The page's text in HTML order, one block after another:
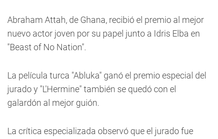
Abraham Attah, de Ghana, recibió el premio al mejor
nuevo actor joven por su papel junto a Idris Elba en
"Beast of No Nation".
La película turca "Abluka" ganó el premio especial del
jurado y "L'Hermine" también se quedó con el
galardón al mejor guión.
La crítica especializada observó que el jurado fue